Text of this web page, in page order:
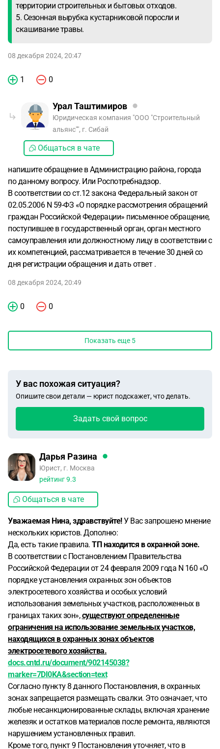
территории строительных и бытовых отходов.
5. Сезонная вырубка кустарниковой поросли и
скашивание травы.
08 декабря 2024, 20:47
1 0
Урал Таштимиров
Юридическая компания "ООО "Строительный
альянс"", г. Сибай
Общаться в чате
напишите обращение в Администрацию района, города
по данному вопросу. Или Роспотребнадзор.
В соответствии со ст.12 закона Федеральный закон от
02.05.2006 N 59-ФЗ «О порядке рассмотрения обращений
граждан Российской Федерации» письменное обращение,
поступившее в государственный орган, орган местного
самоуправления или должностному лицу в соответствии с
их компетенцией, рассматривается в течение 30 дней со
дня регистрации обращения и дать ответ .
08 декабря 2024, 20:49
0 0
Показать еще 5
У вас похожая ситуация?
Опишите свои детали — юрист подскажет, что делать.
Задать свой вопрос
Дарья Разина
Юрист, г. Москва
рейтинг9.3
Общаться в чате
Уважаемая Нина, здравствуйте!У Вас запрошено мнение
нескольких юристов. Дополню:
Да, есть такие правила. ТП находится в охранной зоне.
В соответствии с Постановлением Правительства
Российской Федерации от 24 февраля 2009 года N 160 «О
порядке установления охранных зон объектов
электросетевого хозяйства и особых условий
использования земельных участков, расположенных в
границах таких зон»,существуют определенные
ограничения на использование земельных участков,
находящихся в охранных зонах объектов
электросетевого хозяйства.
docs.cntd.ru/document/902145038?
marker=7DI0KA&section=text
Согласно пункту 8 данного Постановления, в охранных
зонах запрещается размещать свалки. Это означает, что
любые несанкционированные склады, включая хранение
железяк и остатков материалов после ремонта, являются
нарушением установленных правил.
Кроме того, пункт 9 Постановления уточняет, что в